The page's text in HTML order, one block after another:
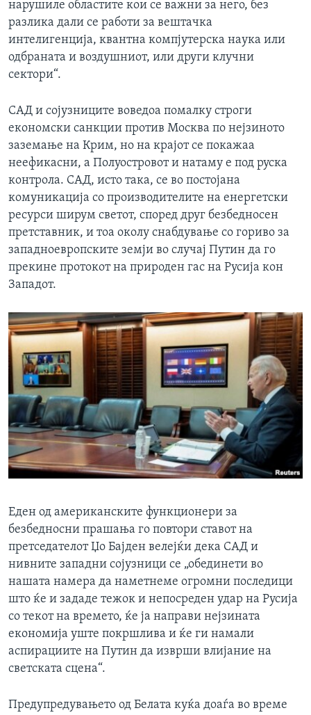
нарушиле областите кои се важни за него, без
разлика дали се работи за вештачка
интелигенција, квантна компјутерска наука или
одбраната и воздушниот, или други клучни
сектори“.
САД и сојузниците воведоа помалку строги
економски санкции против Москва по нејзиното
заземање на Крим, но на крајот се покажаа
неефикасни, а Полуостровот и натаму е под руска
контрола. САД, исто така, се во постојана
комуникација со производителите на енергетски
ресурси ширум светот, според друг безбедносен
претставник, и тоа околу снабдување со гориво за
западноевропските земји во случај Путин да го
прекине протокот на природен гас на Русија кон
Западот.
Еден од американските функционери за
безбедносни прашања го повтори ставот на
претседателот Џо Бајден велејќи дека САД и
нивните западни сојузници се „обединети во
нашата намера да наметнеме огромни последици
што ќе и зададе тежок и непосреден удар на Русија
со текот на времето, ќе ја направи нејзината
економија уште покршлива и ќе ги намали
аспирациите на Путин да изврши влијание на
светската сцена“.
Предупредувањето од Белата куќа доаѓа во време